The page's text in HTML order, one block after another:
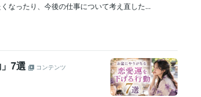
なったり、今後の仕事について考え直した...
7選
コンテンツ